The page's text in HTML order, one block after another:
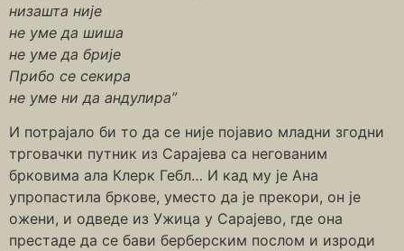
низашта није
не уме да шиша
не уме да брије
Прибо се секира
не уме ни да андулира”
И потрајало би то да се није појавио младни згодни
трговачки путник из Сарајева са негованим
брковима ала Клерк Гебл… И кад му је Ана
упропастила бркове, уместо да је прекори, он је
ожени, и одведе из Ужица у Сарајево, где она
престаде да се бави берберским послом и изроди